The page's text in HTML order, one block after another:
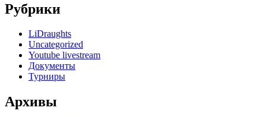
Рубрики
LiDraughts
Uncategorized
Youtube livestream
Документы
Турниры
Архивы